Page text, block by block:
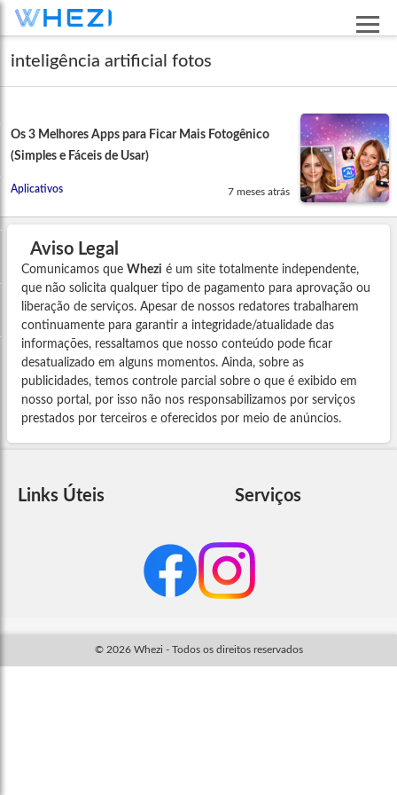
inteligência artificial fotos
Os 3 Melhores Apps para Ficar Mais Fotogênico
(Simples e Fáceis de Usar)
Aplicativos 7 meses atrás
Aviso Legal
Comunicamos que Whezi é um site totalmente independente,
que não solicita qualquer tipo de pagamento para aprovação ou
liberação de serviços. Apesar de nossos redatores trabalharem
continuamente para garantir a integridade/atualidade das
informações, ressaltamos que nosso conteúdo pode ficar
desatualizado em alguns momentos. Ainda, sobre as
publicidades, temos controle parcial sobre o que é exibido em
nosso portal, por isso não nos responsabilizamos por serviços
prestados por terceiros e oferecidos por meio de anúncios.
Links Úteis Serviços
© 2026 Whezi - Todos os direitos reservados